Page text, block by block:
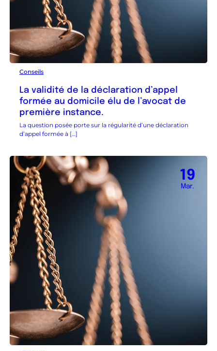
Conseils
La validité de la déclaration d’appel
formée au domicile élu de l’avocat de
première instance.
La question posée porte sur la régularité d’une déclaration
d’appel formée à […]
19
Mar.